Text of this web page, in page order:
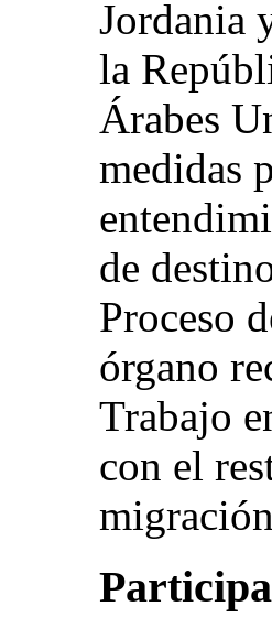
Jordania
la
Árabes
medidas
de
Proceso
órgano
Trabajo
con el